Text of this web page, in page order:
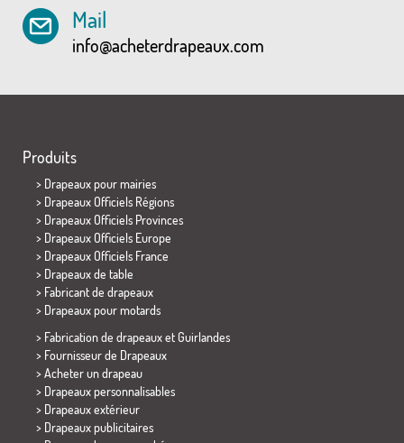
Mail
info@acheterdrapeaux.com
Produits
> Drapeaux pour mairies
> Drapeaux Officiels Régions
> Drapeaux Officiels Provinces
> Drapeaux Officiels Europe
> Drapeaux Officiels France
> Drapeaux de table
> Fabricant de drapeaux
> Drapeaux pour motards
> Fabrication de drapeaux et Guirlandes
> Fournisseur de Drapeaux
> Acheter un drapeau
> Drapeaux personnalisables
> Drapeaux extérieur
> Drapeaux publicitaires